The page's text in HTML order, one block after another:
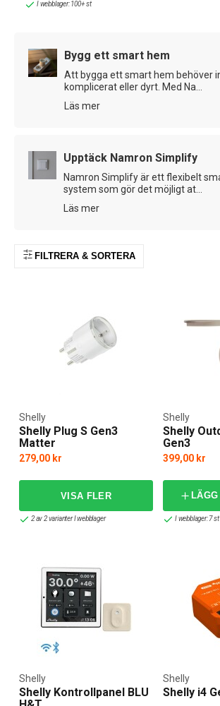
Vill du istället ha ettBluetooth-baserat
ett alternativ. Varje enhet kan styras via en
konfigureras i en app, och även kopplas till en
central styrning av flera enheter – exempelvis
Vilket Smart Hem blir ditt?
Smart – smartare – smartast – det är Nexas
moderna hemmet. Väljer du Nexa Smartare
alla dina trådlösa System Nexa-enheter till en
Nexas Smartaste Hem kan du knyta
dig via WiFi och fjärrstyra allting från mobilen,
befinner dig. Nexa Bridge 3 har även stöd för
många andra tillverkare, som Sonos, Telldus
I webblager: 100+ st
Bygg ett smart hem
Att bygga ett smart hem behöver
komplicerat eller dyrt. Med Na...
Läs mer
Upptäck Namron Simplify
Namron Simplify är ett flexibelt
system som gör det möjligt at...
Läs mer
FILTRERA & SORTERA
Shelly Plug S Gen3
Matter
Shelly
279,00 kr
2 av 2 varianter I webblager
Shelly
Gen3
Shelly
399,00 kr
LÄGG
I webblager: 7 st
Shelly Kontrollpanel BLU
Shelly
Shelly i4
Shelly